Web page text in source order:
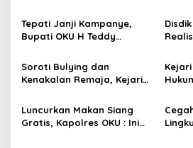
Memastikan Pelayanan
Pendidikan Bisa
Tersampaikan dengan Baik
Tepati Janji Kampanye,
Bupati OKU H Teddy
Seragam Sekolah Gratis
Siswa
Soroti Bulying dan
Kenakalan Remaja, Kejari
Hukum Kepada Kepala
Sekolah SMP se OKU
Luncurkan Makan Siang
Gratis, Kapolres OKU : Ini